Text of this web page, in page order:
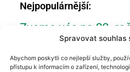
Spravovat souhlas
Abychom poskytli co nejlepší služby,
přístupu k informacím o zařízení,
Nejpopulárnější:
Zveme vás na 22.
konference „O
skleróze (ne)jen pro
Číst více »